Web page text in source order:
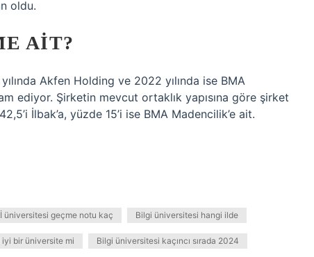
oldu.
AIT?
Akfen Holding ve 2022 yılında ise BMA
ediyor. Şirketin mevcut ortaklık yapısına göre şirket
İlbak’a, yüzde 15’i ise BMA Madencilik’e ait.
üniversitesi geçme notu kaç Bilgi üniversitesi hangi ilde
bir üniversite mi Bilgi üniversitesi kaçıncı sırada 2024